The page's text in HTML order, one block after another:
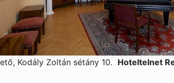
Kodály Zoltán sétány 10. Hoteltelnet